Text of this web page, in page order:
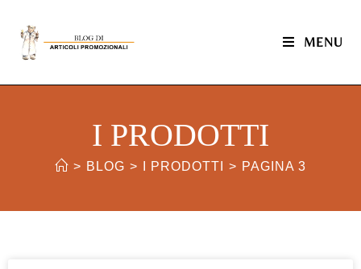
MENU
I PRODOTTI
> BLOG > I PRODOTTI > PAGINA 3